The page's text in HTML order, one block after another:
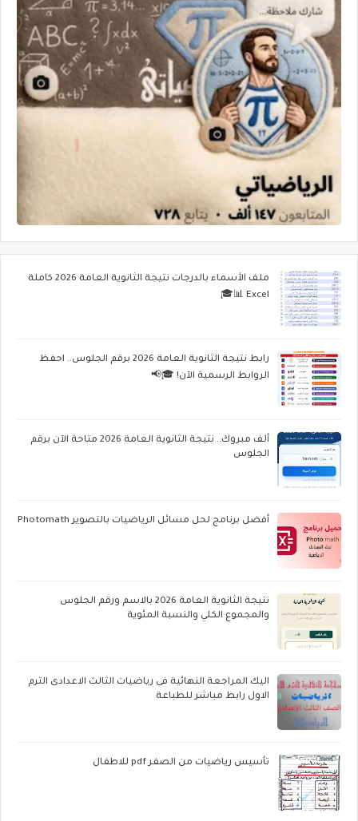
ملف الأسماء بالدرجات نتيجة الثانوية العامة 2026 كاملة
Excel 📊🎓
رابط نتيجة الثانوية العامة 2026 برقم الجلوس.. احفظ
الروابط الرسمية الآن! 🎓📢
ألف مبروك.. نتيجة الثانوية العامة 2026 متاحة الآن برقم
الجلوس
أفضل برنامج لحل مسائل الرياضيات بالتصوير Photomath
نتيجة الثانوية العامة 2026 بالاسم ورقم الجلوس
والمجموع الكلي والنسبة المئوية
اليك المراجعة النهائية فى رياضيات الثالث الاعدادى الترم
الاول رابط مباشر للطباعة
تأسيس رياضيات من الصفر pdf للاطفال